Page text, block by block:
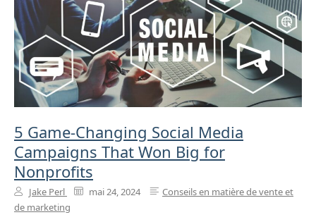
5 Game-Changing Social Media
Campaigns That Won Big for
Nonprofits
Jake Perl mai 24, 2024
Conseils en matière de vente et
de marketing